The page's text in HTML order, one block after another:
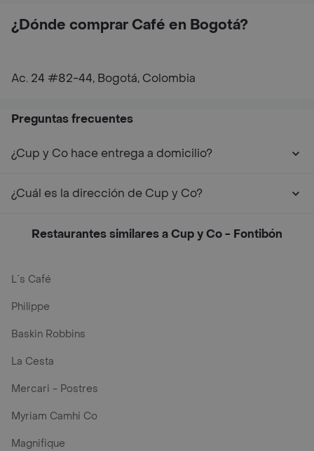
¿Dónde comprar Café en Bogotá?
Ac. 24 #82-44, Bogotá, Colombia
Preguntas frecuentes
¿Cup y Co hace entrega a domicilio?
¿Cuál es la dirección de Cup y Co?
Restaurantes similares a Cup y Co - Fontibón
L´s Café
Philippe
Baskin Robbins
La Cesta
Mercari - Postres
Myriam Camhi Co
Magnifique